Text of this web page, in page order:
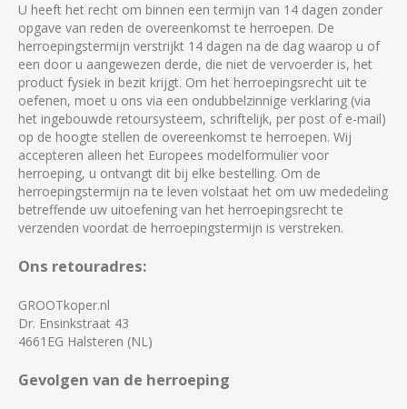
U heeft het recht om binnen een termijn van 14 dagen zonder
opgave van reden de overeenkomst te herroepen. De
herroepingstermijn verstrijkt 14 dagen na de dag waarop u of
een door u aangewezen derde, die niet de vervoerder is, het
product fysiek in bezit krijgt. Om het herroepingsrecht uit te
oefenen, moet u ons via een ondubbelzinnige verklaring (via
het ingebouwde retoursysteem, schriftelijk, per post of e-mail)
op de hoogte stellen de overeenkomst te herroepen. Wij
accepteren alleen het Europees modelformulier voor
herroeping, u ontvangt dit bij elke bestelling. Om de
herroepingstermijn na te leven volstaat het om uw mededeling
betreffende uw uitoefening van het herroepingsrecht te
verzenden voordat de herroepingstermijn is verstreken.
Ons retouradres:
GROOTkoper.nl
Dr. Ensinkstraat 43
4661EG Halsteren (NL)
Gevolgen van de herroeping